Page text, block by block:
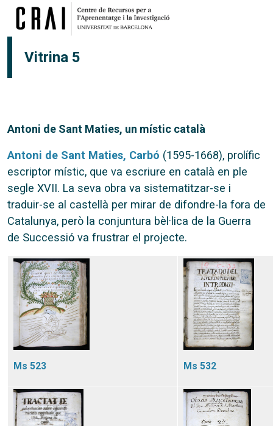
Vés al contingut
Vitrina 5
Antoni de Sant Maties, un místic català
Antoni de Sant Maties, Carbó (1595-1668), prolífic
escriptor místic, que va escriure en català en ple
segle XVII. La seva obra va sistematitzar-se i
traduir-se al castellà per mirar de difondre-la fora de
Catalunya, però la conjuntura bèl·lica de la Guerra
de Successió va frustrar el projecte.
Ms 523 Ms 532